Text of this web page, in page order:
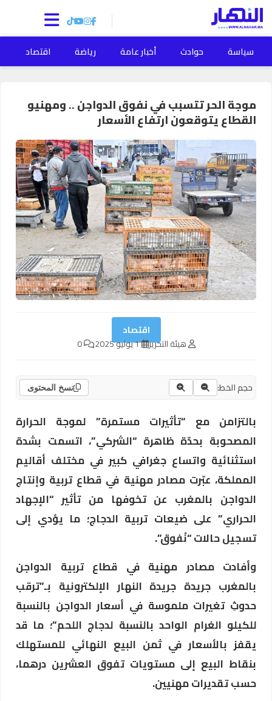
سياسة حوادث أخبار عامة رياضة اقتصاد
موجة الحر تتسبب في نفوق الدواجن .. ومهنيو
القطاع يتوقعون ارتفاع الأسعار
اقتصاد
هيئة التحرير 1 يوليو 2025 0
حجم الخط: نسخ المحتوى
بالتزامن مع “تأثيرات مستمرة” لموجة الحرارة
المصحوبة بحدّة ظاهرة “الشركي”، اتسمت بشدة
استثنائية واتساع جغرافي كبير في مختلف أقاليم
المملكة، عبّرت مصادر مهنية في قطاع تربية وإنتاج
الدواجن بالمغرب عن تخوفها من تأثير “الإجهاد
الحراري” على ضيعات تربية الدجاج؛ ما يؤدي إلى
تسجيل حالات “نُفوق”.
وأفادت مصادر مهنية في قطاع تربية الدواجن
بالمغرب جريدة جريدة النهار الإلكترونية بـ”ترقب
حدوثِ تغيرات ملموسة في أسعار الدواجن بالنسبة
للكيلو الغرام الواحد بالنسبة لدجاج اللحم”؛ ما قد
يقفز بالأسعار في ثمن البيع النهائي للمستهلك
بنقاط البيع إلى مستويات تفوق العشرين درهما،
حسب تقديرات مهنيين.